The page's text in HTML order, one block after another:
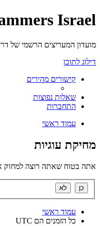
Israel
מועדון המעריצים הרשמי של
דילוג לתוכן
קישורים מהירים
שאלות נפוצות
התחברות
עמוד ראשי
מחיקת עוגיות
אתה בטוח שאתה רוצה למחוק
עמוד ראשי
כל הזמנים הם UTC